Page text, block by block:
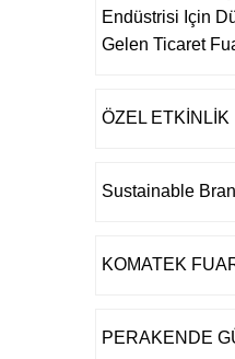
Endüstrisi Için
Gelen Ticaret
ÖZEL ETKİNLİK
Sustainable
KOMATEK
PERAKENDE